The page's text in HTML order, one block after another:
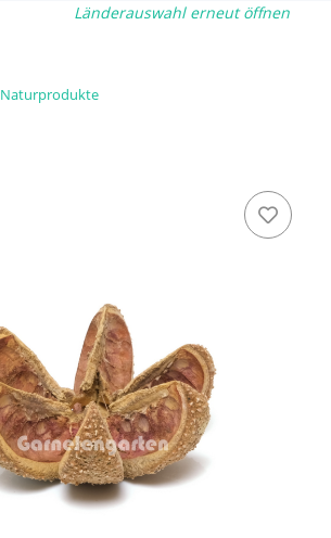
Länderauswahl erneut öffnen
Naturprodukte